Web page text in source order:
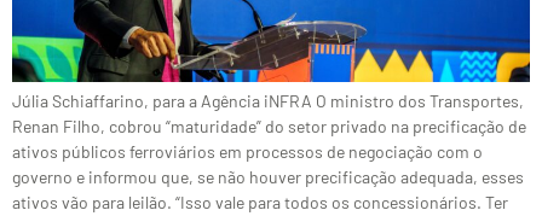
Júlia Schiaffarino, para a Agência iNFRA O ministro dos Transportes,
Renan Filho, cobrou “maturidade” do setor privado na precificação de
ativos públicos ferroviários em processos de negociação com o
governo e informou que, se não houver precificação adequada, esses
ativos vão para leilão. “Isso vale para todos os concessionários. Ter